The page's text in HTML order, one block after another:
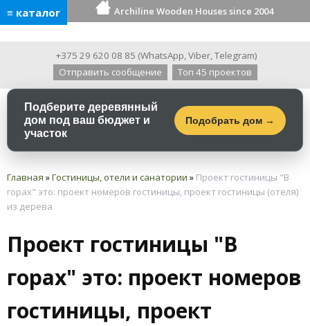
≡ каталог Archiline Wooden Houses since 2004
+375 29 620 08 85 (WhatsApp,Viber,Telegram)
Отправить сообщение
Топ 45 проектов
Подберите деревянный
дом под ваш бюджет и
участок
Подобрать дом →
Главная »Гостиницы, отели и санатории » Проект гостиницы "В
горах" это: проект номеров гостиницы, проект гостиницы (отеля)
из дерева
Проект гостиницы "В
горах" это: проект номеров
гостиницы, проект